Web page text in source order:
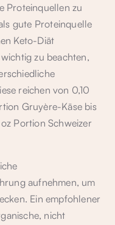
Proteinquellen zu
gute Proteinquelle
Keto-Diät
zu beachten,
reichen von 0,10
Gruyère-Käse bis
Portion Schweizer
aufnehmen, um
Ein empfohlener
nicht